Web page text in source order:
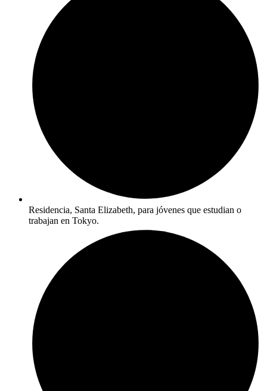
Residencia, Santa Elizabeth, para jóvenes que estudian o
trabajan en Tokyo.